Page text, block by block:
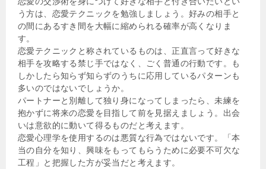
う方は、恋愛テクニックを勉強しましょう。好みの相手と
の間にあるすき間を大幅に縮められる確率が高くなりま
す。
恋愛テクニックと称されているものは、正直言って好きな
相手を攻略する禁じ手ではなく、ごく普通の行動です。も
しかしたら知らず知らずのうちに応用しているパターンも
多いのではないでしょうか。
パートナーと別離して独り身になってしまったら、未練を
抱かずに将来の恋愛を目指して前を見据えましょう。出会
いは意欲的に動いて得るものだと考えます。
恋愛心理学を使用するのは悪質な行為ではないです。「本
当の自分を知り、興味をもってもらうために必要不可欠な
工程」と把握した方が妥当だと考えます。